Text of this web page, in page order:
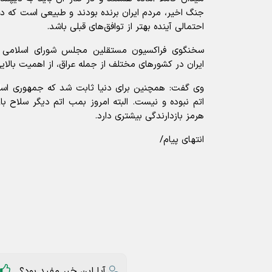
جنگ اخیر، مردم ایران برنده بودند و طبیعی است که
احتمالی آینده بهتر از توافق‌های قبلی باشد.
سخنگوی فراکسیون مستقلین مجلس شورای اسلامی
ایران در کشور‌های مختلف از جمله عراق، از اهمیت
وی گفت: همچنین برای دنیا ثابت شد که جمهوری
اتم نبوده و نیست. البته امروز بمب اتم دیگر سلاح
هرمز بازدارندگی بیشتری دارد.
انتهای پیام/